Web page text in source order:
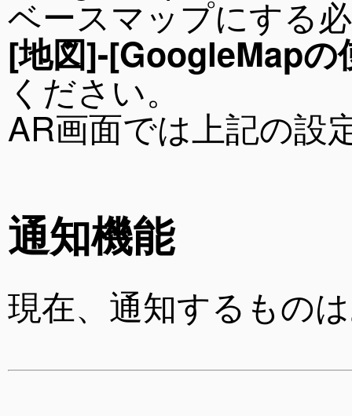
ベースマップにする
[地図]-[GoogleMapの
ください。
AR画面では上記の設
通知機能
現在、通知するもの